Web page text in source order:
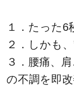
１．たった6
２．しかも
３．腰痛、
の不調を即改